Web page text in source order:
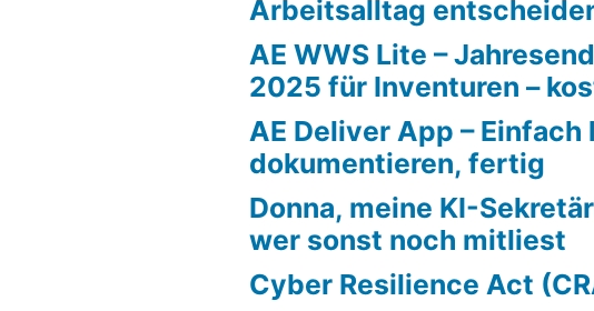
Arbeitsalltag
AE WWS Lite –
2025 für Inventuren –
AE Deliver App – Einfach
dokumentieren, fertig
Donna, meine KI-
wer sonst noch mitliest
Cyber Resilience Act